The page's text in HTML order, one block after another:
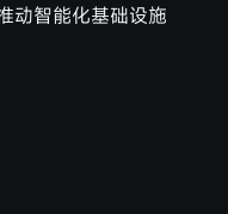
动智能化基础设施